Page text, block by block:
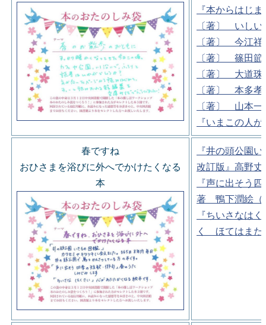
『本からはじ
〔著〕 いし
〔著〕 今江
〔著〕 篠田
〔著〕 大道
〔著〕 本多
〔著〕 山本一
『いまこの人
春ですね
おひさまを浴びに外へでかけたくなる
本
『井の頭公園
改訂版』高野
『声に出そう
著 鴨下潤絵（
『ちいさなは
く ほてはまた